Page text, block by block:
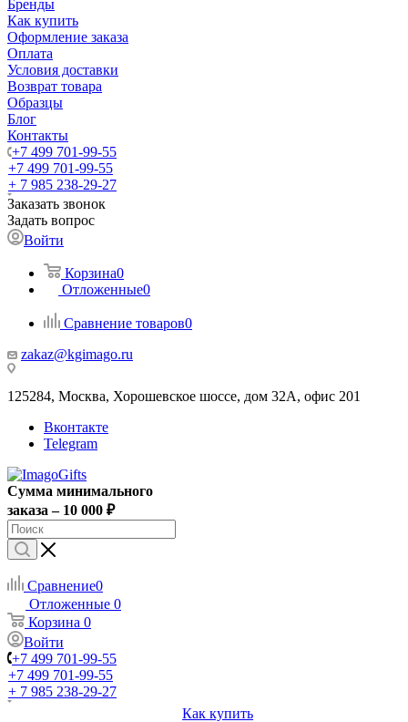
Бренды
Как купить
Оформление заказа
Оплата
Условия доставки
Возврат товара
Образцы
Блог
Контакты
+7 499 701-99-55
+7 499 701-99-55
+ 7 985 238-29-27
Заказать звонок
Задать вопрос
Войти
Корзина0
Отложенные0
Сравнение товаров0
zakaz@kgimago.ru
125284, Москва, Хорошевское шоссе, дом 32А, офис 201
Вконтакте
Telegram
Сумма минимального
заказа – 10 000 ₽
Сравнение0
Отложенные 0
Корзина 0
Войти
+7 499 701-99-55
+7 499 701-99-55
+ 7 985 238-29-27
Как купить